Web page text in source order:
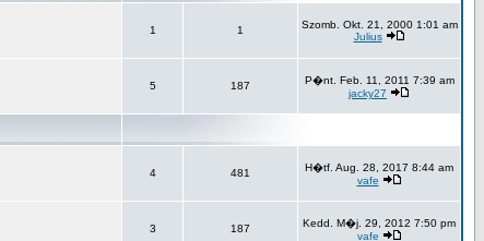
1 1
Szomb. Okt. 21, 2000 1:01 am
Julius
5 187
P�nt. Feb. 11, 2011 7:39 am
jacky27
4 481
H�tf. Aug. 28, 2017 8:44 am
vafe
3 187
Kedd. M�j. 29, 2012 7:50 pm
vafe